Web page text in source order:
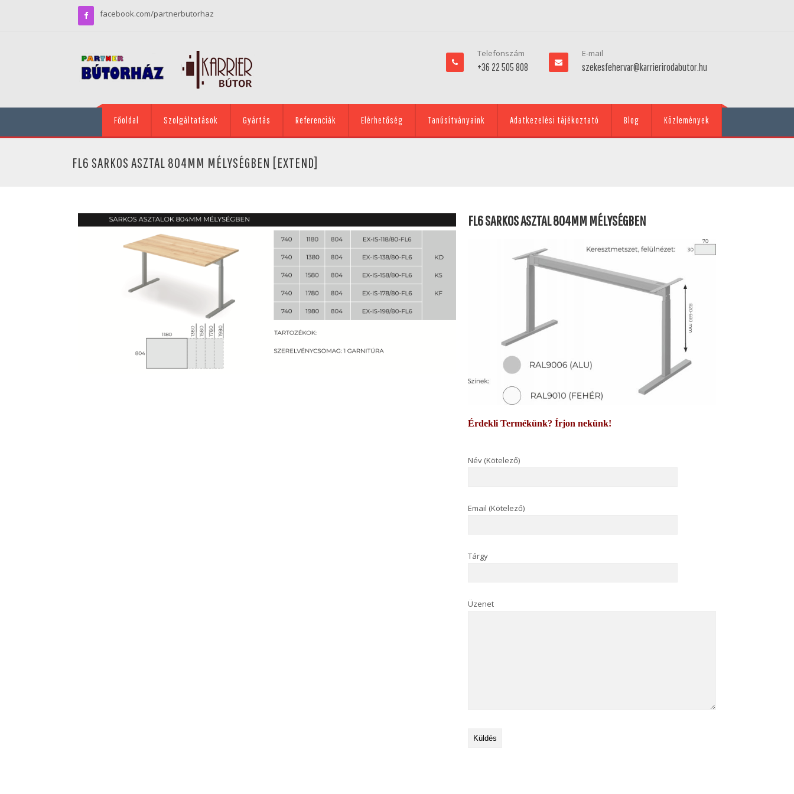
facebook.com/partnerbutorhaz
Telefonszám
+36 22 505 808
E-mail
szekesfehervar@karrierirodabutor.hu
Főoldal Szolgáltatások Gyártás Referenciák Elérhetőség Tanúsítványaink Adatkezelési tájékoztató Blog Közlemények
FL6 SARKOS ASZTAL 804MM MÉLYSÉGBEN [EXTEND]
FL6 SARKOS ASZTAL 804MM MÉLYSÉGBEN
Érdekli Termékünk? Írjon nekünk!
Név (Kötelező)
Email (Kötelező)
Tárgy
Üzenet